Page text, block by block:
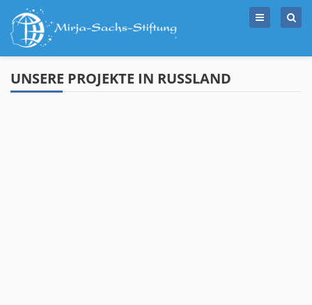
content
UNSERE PROJEKTE IN RUSSLAND